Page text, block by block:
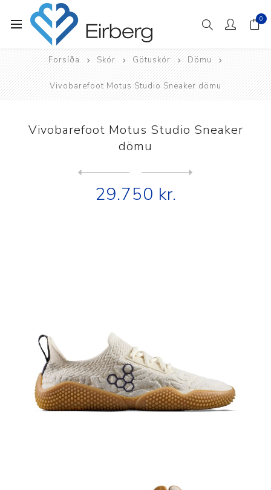
0
Forsíða Skór Götuskór Dömu
Vivobarefoot Motus Studio Sneaker dömu
Vivobarefoot Motus Studio Sneaker
dömu
29.750 kr.